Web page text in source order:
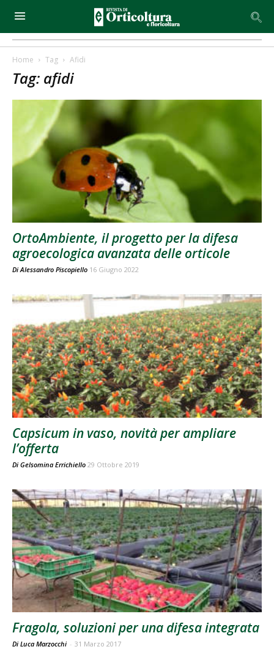
Home Tag Afidi
Tag: afidi
OrtoAmbiente, il progetto per la difesa
agroecologica avanzata delle orticole
DiAlessandro Piscopiello 16 Giugno 2022
Capsicum in vaso, novità per ampliare
l’offerta
Di Gelsomina Errichiello 29 Ottobre 2019
Fragola, soluzioni per una difesa integrata
Di Luca Marzocchi - 31 Marzo 2017